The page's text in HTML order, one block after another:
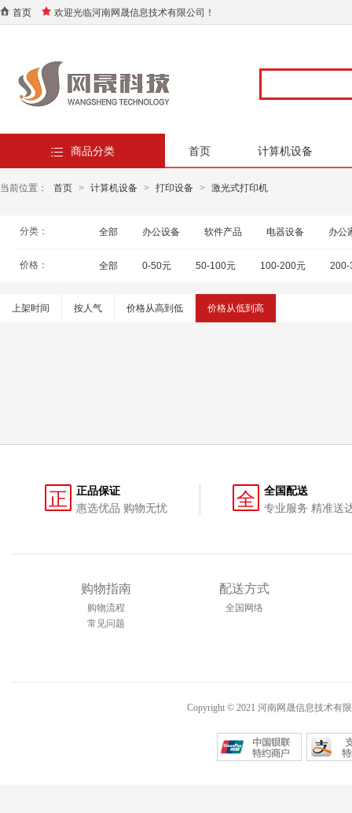
首页 欢迎光临河南网晟信息技术有限公司！
商品分类 首页 计算机设备
当前位置： 首页 > 计算机设备 > 打印设备 > 激光式打印机
分类： 全部 办公设备 软件产品 电器设备 办公
价格： 全部 0-50元 50-100元 100-200元 200-
上架时间 按人气 价格从高到低 价格从低到高
正
正品保证
惠选优品 购物无忧
全
全国配送
专业服务 精准送
购物指南
购物流程
常见问题
配送方式
全国网络
Copyright © 2021 河南网晟信息技术有